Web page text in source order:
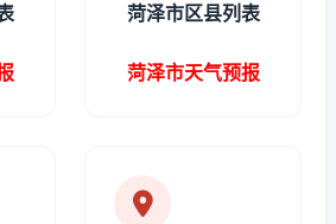
菏泽市区县列表
菏泽市天气预报